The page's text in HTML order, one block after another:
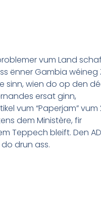
vum Land
ënner Gambia wéineg
sinn, wien do op den
ersat ginn,
vum “Paperjam” vum
dem Ministère, fir
Teppech bleift. Den
drun ass.